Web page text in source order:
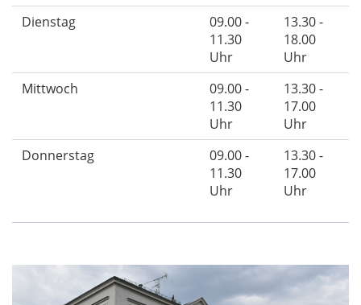
Dienstag
09.00 -
11.30
Uhr
13.30 -
18.00
Uhr
Mittwoch
09.00 -
11.30
Uhr
13.30 -
17.00
Uhr
Donnerstag
09.00 -
11.30
Uhr
13.30 -
17.00
Uhr